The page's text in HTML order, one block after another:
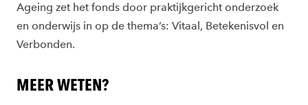
Ageing zet het fonds door praktijkgericht onderzoek
en onderwijs in op de thema’s: Vitaal, Betekenisvol en
Verbonden.
MEER WETEN?